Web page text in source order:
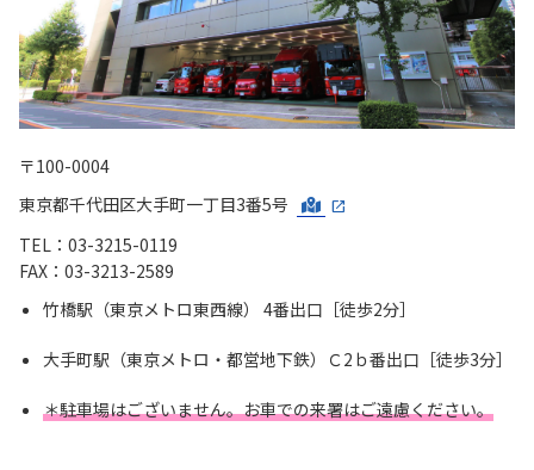
〒100-0004
東京都千代田区大手町一丁目3番5号
TEL：03-3215-0119
FAX：03-3213-2589
竹橋駅（東京メトロ東西線） 4番出口［徒歩2分］
大手町駅（東京メトロ・都営地下鉄）Ｃ2ｂ番出口［徒歩3分］
＊駐車場はございません。お車での来署はご遠慮ください。